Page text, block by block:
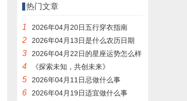
热门文章
1 2026年04月20日五行穿衣指南
2 2026年04月13日是什么农历日期
3 2026年04月22日的星座运势怎么样
4 《探索未知，共创未来》
5 2026年04月11日忌做什么事
6 2026年04月19日适宜做什么事